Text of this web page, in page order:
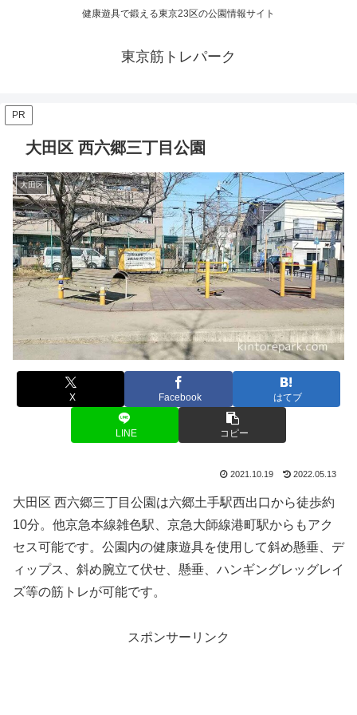
健康遊具で鍛える東京23区の公園情報サイト
東京筋トレパーク
PR
大田区 西六郷三丁目公園
大田区
X Facebook はてブ
LINE コピー
2021.10.19 2022.05.13
大田区 西六郷三丁目公園は六郷土手駅西出口から徒歩約
10分。他京急本線雑色駅、京急大師線港町駅からもアク
セス可能です。公園内の健康遊具を使用して斜め懸垂、デ
ィップス、斜め腕立て伏せ、懸垂、ハンギングレッグレイ
ズ等の筋トレが可能です。
スポンサーリンク